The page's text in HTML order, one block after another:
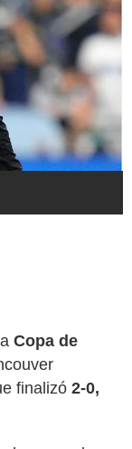
Copa de
finalizó 2-0,